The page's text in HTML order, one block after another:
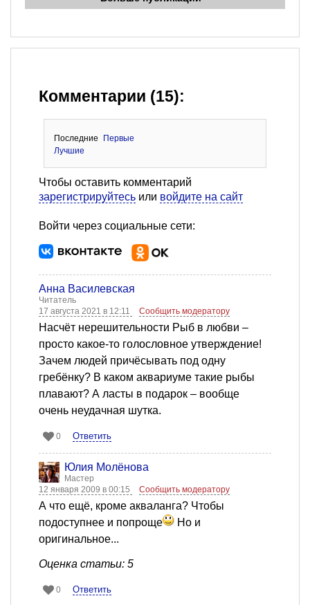
Комментарии (15):
Последние
Первые
Лучшие
Чтобы оставить комментарий
зарегистрируйтесь или войдите на сайт
Войти через социальные сети:
Анна Василевская
Читатель
17 августа 2021 в 12:11
Сообщить модератору
Насчёт нерешительности Рыб в любви –
просто какое-то голословное утверждение!
Зачем людей причёсывать под одну
гребёнку? В каком аквариуме такие рыбы
плавают? А ласты в подарок – вообще
очень неудачная шутка.
0 Ответить
Юлия Молёнова
Мастер
12 января 2009 в 00:15
Сообщить модератору
А что ещё, кроме акваланга? Чтобы
подоступнее и попроще
Но и
оригинальное...
Оценка статьи: 5
0 Ответить